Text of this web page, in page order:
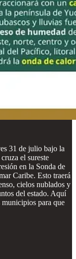
31 de julio bajo la
el sureste
en la Sonda de
Caribe. Esto traerá
cielos nublados y
del estado. Aquí
municipios para que